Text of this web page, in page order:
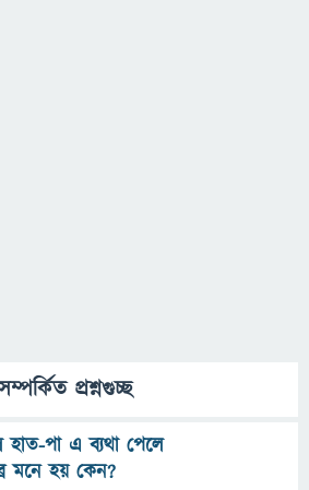
প্রশ্নগুচ্ছ
হাত-পা এ ব্যথা পেলে
মনে হয় কেন?